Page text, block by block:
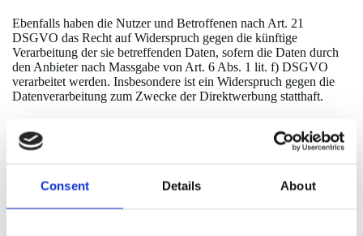
Consent Details About
Ebenfalls haben die Nutzer und Betroffenen nach Art. 21
DSGVO das Recht auf Widerspruch gegen die künftige
Verarbeitung der sie betreffenden Daten, sofern die Daten durch
den Anbieter nach Massgabe von Art. 6 Abs. 1 lit. f) DSGVO
verarbeitet werden. Insbesondere ist ein Widerspruch gegen die
Datenverarbeitung zum Zwecke der Direktwerbung statthaft.
Sie auf den Text und ersetzen Sie ihn durch Ihre eigenen Inhalte.
Geben Sie den Text entweder direkt ein oder fügen Sie den